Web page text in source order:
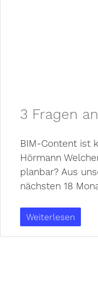
3 Fragen
BIM-Content ist
Hörmann
planbar? Aus
nächsten 18
Weiterlesen